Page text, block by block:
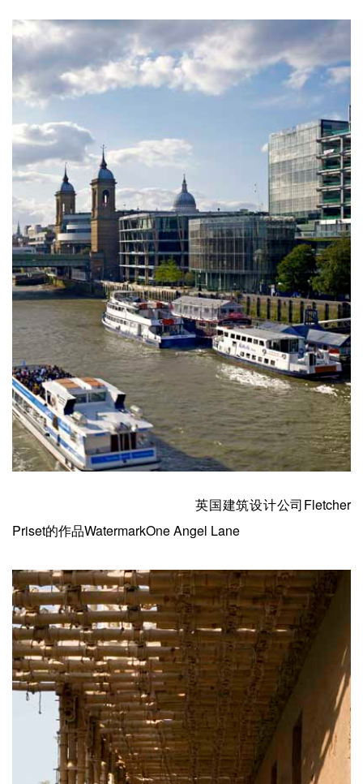
英国建筑设计公司Fletcher
Priset的作品WatermarkOne Angel Lane